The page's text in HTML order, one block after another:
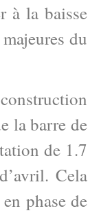
à la baisse
du
la barre de
de 1.7
Cela
phase de